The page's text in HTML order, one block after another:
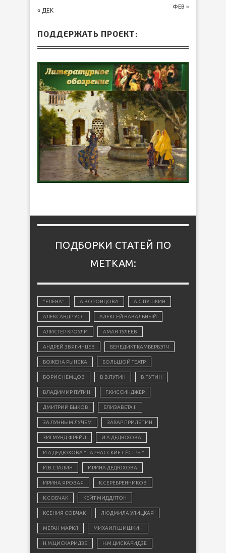
« ДЕК
ФЕВ »
ПОДДЕРЖАТЬ ПРОЕКТ:
ПОДБОРКИ СТАТЕЙ ПО
МЕТКАМ:
"ЕЛЕНА" А.ВОРОНЦОВА А.С.ПУШКИН
АЛЕКСАНДР УСС АЛЕКСЕЙ НАВАЛЬНЫЙ
АЛИСТЕР КРОУЛИ АМАН ТУЛЕЕВ
АНДРЕЙ ЗВЯГИНЦЕВ БЕНЕДИКТ КАМБЕРБЭТЧ
БОЖЕНА РЫНСКА БОЛЬШОЙ ТЕАТР
БОРИС НЕМЦОВ В.В.ПУТИН В.ПУТИН
ВЛАДИМИР ПУТИН Г.КИССИНДЖЕР
ДМИТРИЙ БЫКОВ ЕЛИЗАВЕТА II
ЗА ЛУННЫМ ЛУЧЕМ ЗАХАР ПРИЛЕПИН
ЗИГМУНД ФРЕЙД И.А.ДЕДЮХОВА
И.А.ДЕДЮХОВА "ПАРНАССКИЕ СЁСТРЫ"
И.В.СТАЛИН ИРИНА ДЕДЮХОВА
ИРИНА ЯРОВАЯ К.СЕРЕБРЕННИКОВ
К.СОБЧАК КЕЙТ МИДДЛТОН
КСЕНИЯ СОБЧАК ЛЮДМИЛА УЛИЦКАЯ
МЕГАН МАРКЛ МИХАИЛ ШИШКИН
Н.М.ЦИСКАРИДЗЕ Н.М.ЦИСКАРИДЗЕ